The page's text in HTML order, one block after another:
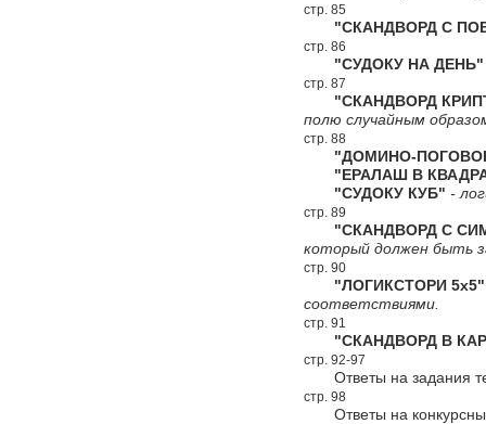
стр. 85
"СКАНДВОРД С
стр. 86
"СУДОКУ НА ДЕНЬ"
стр. 87
"СКАНДВОРД
полю случайным
стр. 88
"ДОМИНО-
"ЕРАЛАШ В
"СУДОКУ КУБ" -
стр. 89
"СКАНДВОРД С
который должен быть
стр. 90
"ЛОГИКСТОРИ 5х5"
соответствиями.
стр. 91
"СКАНДВОРД В
стр. 92-97
Ответы на задания
стр. 98
Ответы на